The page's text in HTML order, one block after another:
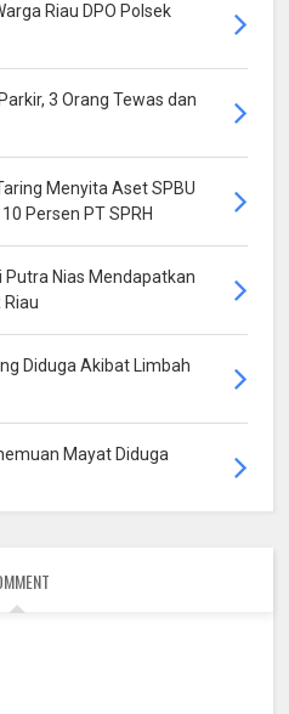
Riau DPO Polsek
3 Orang Tewas dan
Menyita Aset SPBU
Persen PT SPRH
Putra Nias Mendapatkan
Riau
Diduga Akibat Limbah
Mayat Diduga